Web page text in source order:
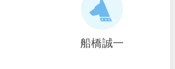
船橋誠一